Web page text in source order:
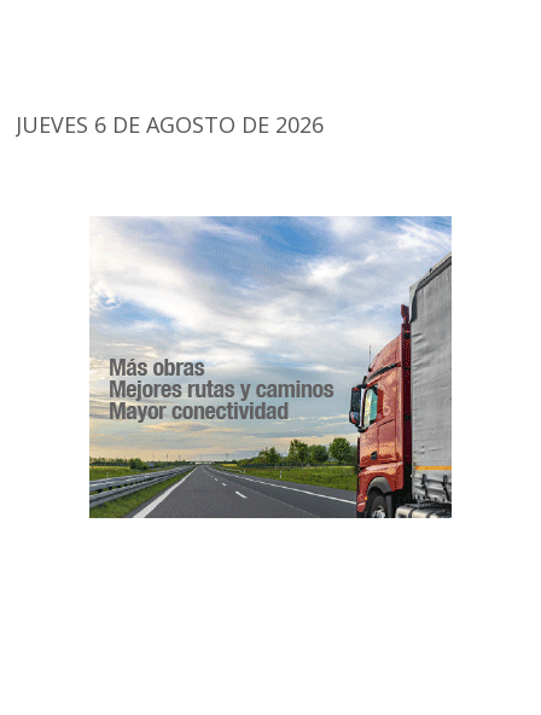
JUEVES 6 DE AGOSTO DE 2026